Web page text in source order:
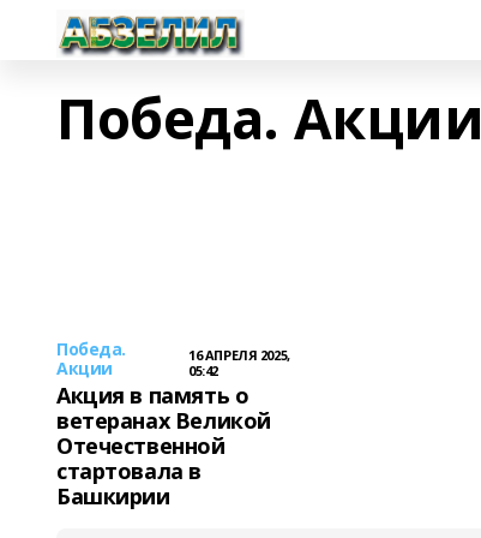
Победа. Акции
Победа.
Акции
16 АПРЕЛЯ 2025,
05:42
Акция в память о
ветеранах Великой
Отечественной
стартовала в
Башкирии